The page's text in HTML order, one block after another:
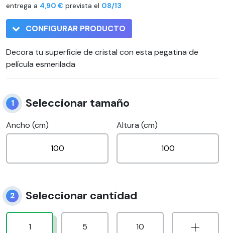
entrega a 4,90 € prevista el 08/13
CONFIGURAR PRODUCTO
Decora tu superficie de cristal con esta pegatina de
película esmerilada
1 Seleccionar tamaño
Ancho (cm) Altura (cm)
2 Seleccionar cantidad
1 5 10